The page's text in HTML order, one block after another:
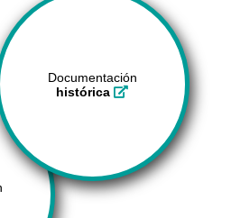
Documentación
histórica